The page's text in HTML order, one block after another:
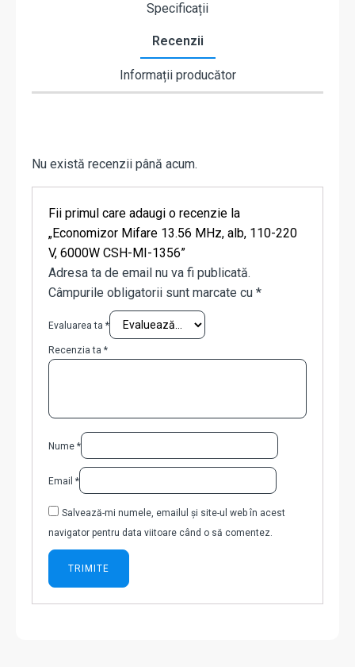
Specificații
Recenzii
Informații producător
Nu există recenzii până acum.
Fii primul care adaugi o recenzie la
„Economizor Mifare 13.56 MHz, alb, 110-220
V, 6000W CSH-MI-1356”
Adresa ta de email nu va fi publicată.
Câmpurile obligatorii sunt marcate cu *
Evaluarea ta *
Recenzia ta *
Nume *
Email *
Salvează-mi numele, emailul și site-ul web în acest
navigator pentru data viitoare când o să comentez.